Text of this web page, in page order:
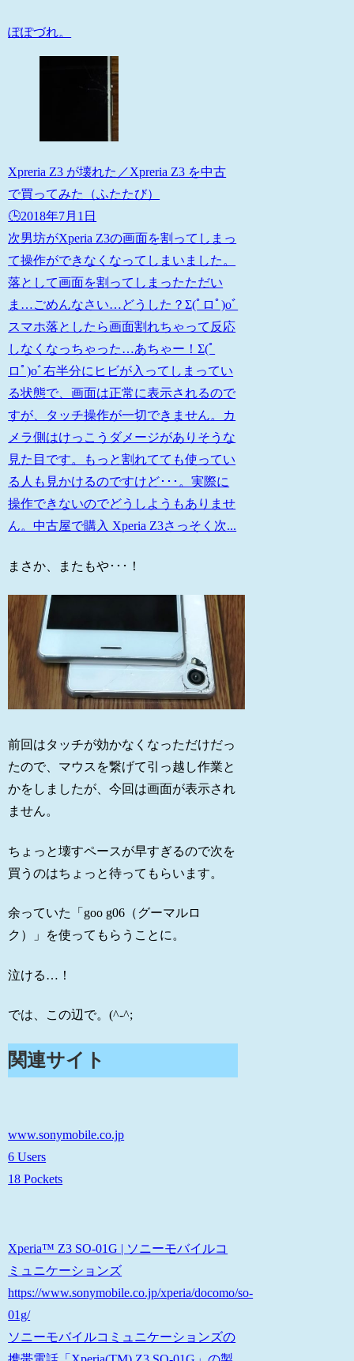
ぽぽづれ。
Xpreria Z3 が壊れた／Xpreria Z3 を中古
で買ってみた（ふたたび）
🕒️2018年7月1日
次男坊がXperia Z3の画面を割ってしまっ
て操作ができなくなってしまいました。
落として画面を割ってしまったただい
ま…ごめんなさい…どうした？Σ(ﾟロﾟ)oﾞ
スマホ落としたら画面割れちゃって反応
しなくなっちゃった…あちゃー！Σ(ﾟ
ロﾟ)oﾞ右半分にヒビが入ってしまってい
る状態で、画面は正常に表示されるので
すが、タッチ操作が一切できません。カ
メラ側はけっこうダメージがありそうな
見た目です。もっと割れてても使ってい
る人も見かけるのですけど･･･。実際に
操作できないのでどうしようもありませ
ん。中古屋で購入 Xperia Z3さっそく次...
まさか、またもや･･･！
前回はタッチが効かなくなっただけだっ
たので、マウスを繋げて引っ越し作業と
かをしましたが、今回は画面が表示され
ません。
ちょっと壊すペースが早すぎるので次を
買うのはちょっと待ってもらいます。
余っていた「goo g06（グーマルロ
ク）」を使ってもらうことに。
泣ける…！
では、この辺で。(^-^;
関連サイト
www.sonymobile.co.jp
6 Users
18 Pockets
Xperia™ Z3 SO-01G | ソニーモバイルコ
ミュニケーションズ
https://www.sonymobile.co.jp/xperia/docomo/so-
01g/
ソニーモバイルコミュニケーションズの